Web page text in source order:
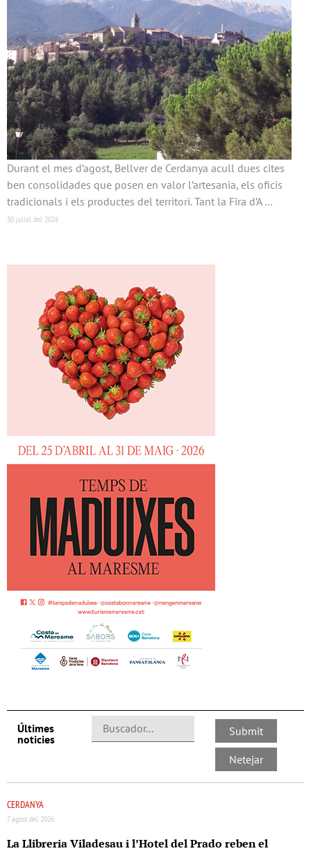
Durant el mes d’agost, Bellver de Cerdanya acull dues cites
ben consolidades que posen en valor l’artesania, els oficis
tradicionals i els productes del territori. Tant la Fira d’A …
30 juliol del 2026
Últimes
noticies
CERDANYA
7 agost del 2026
La Llibreria Viladesau i l’Hotel del Prado reben el